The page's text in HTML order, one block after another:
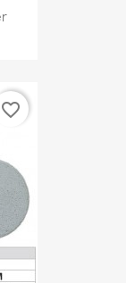
favorite_border